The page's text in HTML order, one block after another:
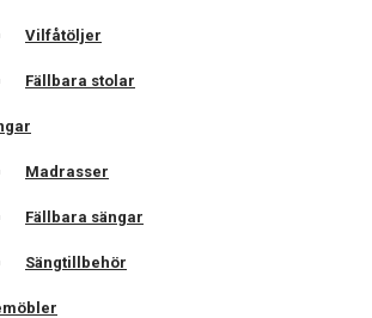
Vilfåtöljer
Fällbara stolar
Madrasser
Fällbara sängar
Sängtillbehör